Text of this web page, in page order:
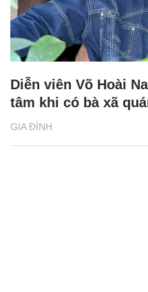
GIA ĐÌNH
Diễn viên Võ Hoài
tâm khi có bà xã